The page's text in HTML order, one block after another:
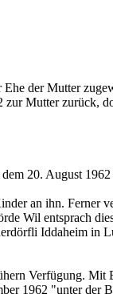
der Mutter
Mutter zurück,
20. August
an ihn. Ferner
Wil entsprach
Iddaheim
Verfügung.
1962 "unter